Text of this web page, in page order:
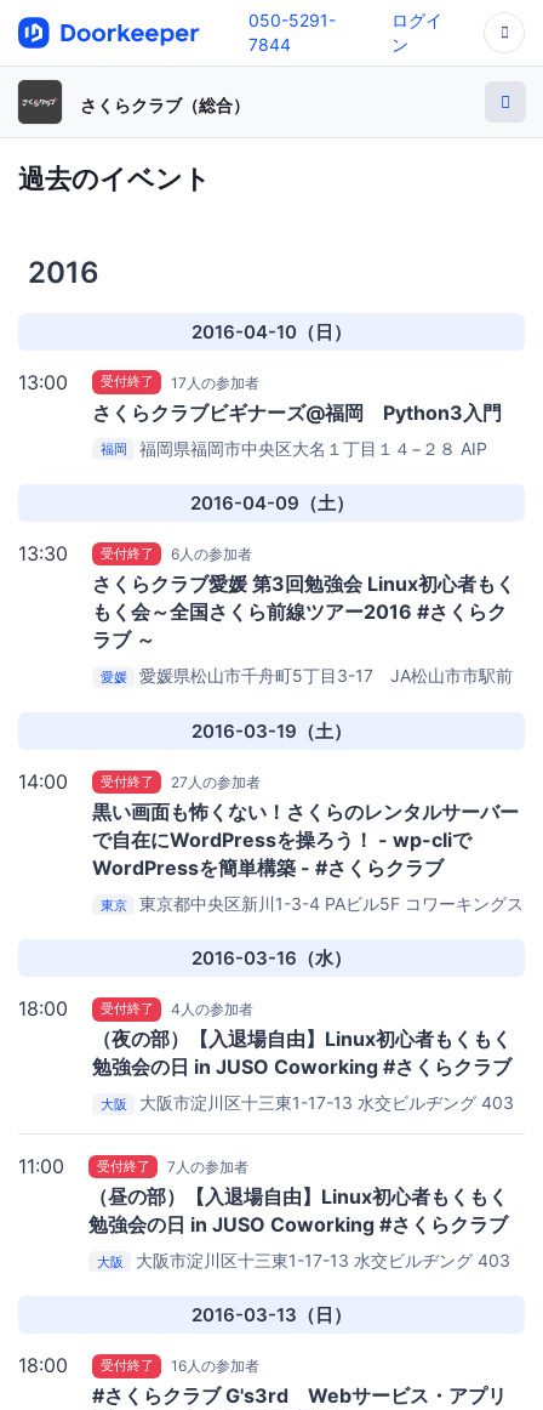
050-5291-
7844
ログイ
ン
さくらクラブ（総合）
過去のイベント
2016
2016-04-10（日）
13:00 受付終了 17人の参加者
さくらクラブビギナーズ@福岡 Python3入門
福岡 福岡県福岡市中央区大名１丁目１４−２８ AIP
2016-04-09（土）
13:30 受付終了 6人の参加者
さくらクラブ愛媛 第3回勉強会 Linux初心者もく
もく会～全国さくら前線ツアー2016 #さくらク
ラブ ～
愛媛
愛媛県松山市千舟町5丁目3-17 JA松山市市駅前
2016-03-19（土）
14:00 受付終了 27人の参加者
黒い画面も怖くない！さくらのレンタルサーバー
で自在にWordPressを操ろう！ - wp-cliで
WordPressを簡単構築 - #さくらクラブ
東京 東京都中央区新川1-3-4 PAビル5F コワーキングス
2016-03-16（水）
18:00 受付終了 4人の参加者
（夜の部）【入退場自由】Linux初心者もくもく
勉強会の日 in JUSO Coworking #さくらクラブ
大阪
大阪市淀川区十三東1-17-13 水交ビルヂング 403
11:00 受付終了 7人の参加者
（昼の部）【入退場自由】Linux初心者もくもく
勉強会の日 in JUSO Coworking #さくらクラブ
大阪
大阪市淀川区十三東1-17-13 水交ビルヂング 403
2016-03-13（日）
18:00 受付終了 16人の参加者
#さくらクラブ G's3rd Webサービス・アプリ